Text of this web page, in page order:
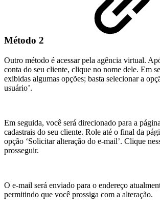
Método 2
Outro método é acessar pela agência virtual.
conta do seu cliente, clique no nome dele. Em
exibidas algumas opções; basta selecionar a
usuário’.
Em seguida, você será direcionado para a
cadastrais do seu cliente. Role até o final da
opção ‘Solicitar alteração do e-mail’. Clique
prosseguir.
O e-mail será enviado para o endereço
permitindo que você prossiga com a alteração.